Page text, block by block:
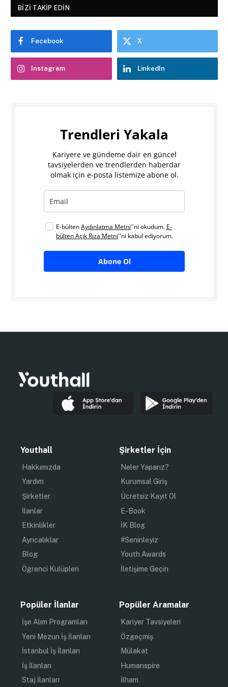
BIZI TAKIP EDIN
Facebook X
Instagram LinkedIn
Trendleri Yakala
Kariyere ve gündeme dair en güncel
tavsiyelerden ve trendlerden haberdar
olmak için e-posta listemize abone ol.
E-bültenAydınlatma Metni''ni okudum. E-
bülten Açık Rıza Metni''ni kabul ediyorum.
Abone Ol
Youthall
Hakkımızda
Yardım
Şirketler
İlanlar
Etkinlikler
Ayrıcalıklar
Blog
Öğrenci Kulüpleri
Şirketler İçin
Neler Yaparız?
Kurumsal Giriş
Ücretsiz Kayıt Ol
E-Book
İK Blog
#Seninleyiz
Youth Awards
İletişime Geçin
Popüler İlanlar
İşe Alım Programları
Yeni Mezun İş İlanları
İstanbul İş İlanları
İş İlanları
Staj İlanları
Popüler Aramalar
Kariyer Tavsiyeleri
Özgeçmiş
Mülakat
Humanspire
İlham